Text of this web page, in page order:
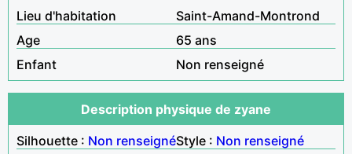
Lieu d'habitation
Saint-Amand-Montrond
Age
65 ans
Enfant
Non renseigné
Description physique de zyane
Silhouette : Non renseignéStyle : Non renseigné